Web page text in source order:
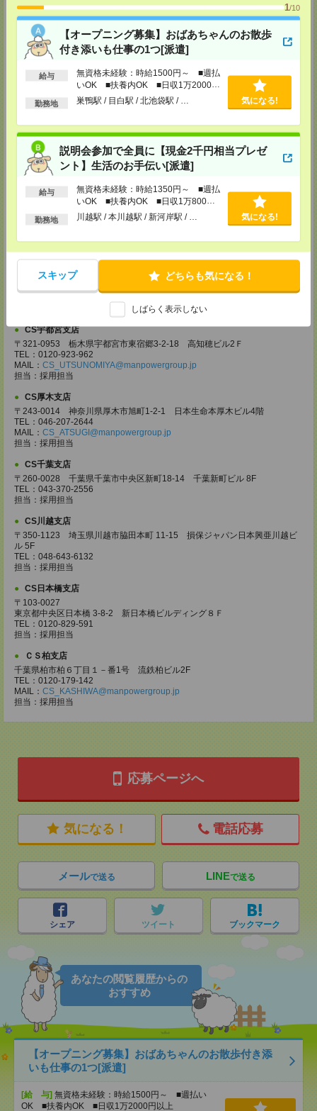
1/10
【オープニング募集】おばあちゃんのお散歩
付き添いも仕事の1つ[派遣]
給与
無資格未経験：時給1500円～ ■週払
いOK ■扶養内OK ■日収1万2000円
以上
勤務地 巣鴨駅 / 目白駅 / 北池袋駅 / … 気になる!
説明会参加で全員に【現金2千円相当プレゼ
ント】生活のお手伝い[派遣]
給与
無資格未経験：時給1350円～ ■週払
いOK ■扶養内OK ■日収1万800円
以上
勤務地 川越駅 / 本川越駅 / 新河岸駅 / … 気になる!
スキップ どちらも気になる！
しばらく表示しない
担当：採用担当
CS立川支店
〒190-0012
東京都立川市曙町2-34-7 ファーレイーストビル 8F
MAIL：CS_TACHIKAWA@manpowergroup.jp
CS横浜支店
神奈川県横浜市西区みなとみらい 2-2-1 横浜ランドマークタワー36F
TEL：0120-659-459
MAIL：CS_YOKOHAMA@manpowergroup.jp
担当：採用担当
〒330-0854 埼玉県さいたま市大宮区桜木町 1-10-16 シーノ大宮ノース
TEL：0120-769-355
担当：採用担当
〒370-0831 群馬県高崎市あら町167 高崎第一生命ビルディング11Ｆ
TEL：027-320-6558
CS宇都宮支店
〒321-0953 栃木県宇都宮市東宿郷3-2-18 高知穂ビル2Ｆ
TEL：0120-923-962
MAIL： CS_UTSUNOMIYA@manpowergroup.jp
担当：採用担当
CS厚木支店
〒243-0014 神奈川県厚木市旭町1-2-1 日本生命本厚木ビル4階
TEL：046-207-2644
MAIL： CS_ATSUGI@manpowergroup.jp
担当：採用担当
CS千葉支店
〒260-0028 千葉県千葉市中央区新町18-14 千葉新町ビル 8F
TEL：043-370-2556
担当：採用担当
CS川越支店
〒350-1123 埼玉県川越市脇田本町 11-15 損保ジャパン日本興亜川越ビ
ル 5F
TEL：048-643-6132
担当：採用担当
CS日本橋支店
〒103-0027
東京都中央区日本橋 3-8-2 新日本橋ビルディング８Ｆ
TEL：0120-829-591
担当：採用担当
ＣＳ柏支店
千葉県柏市柏６丁目１－番1号 流鉄柏ビル2F
TEL：0120-179-142
MAIL： CS_KASHIWA@manpowergroup.jp
担当：採用担当
応募ページへ
気になる！ 電話応募
メールで送る LINEで送る
シェア ツイート ブックマーク
あなたの閲覧履歴からの
おすすめ
【オープニング募集】おばあちゃんのお散歩付き添
いも仕事の1つ[派遣]
[給 与] 無資格未経験：時給1500円～ ■週払い
OK ■扶養内OK ■日収1万2000円以上